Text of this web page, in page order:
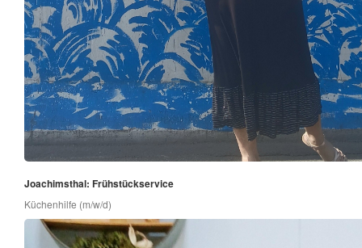
Joachimsthal: Frühstückservice
Küchenhilfe (m/w/d)